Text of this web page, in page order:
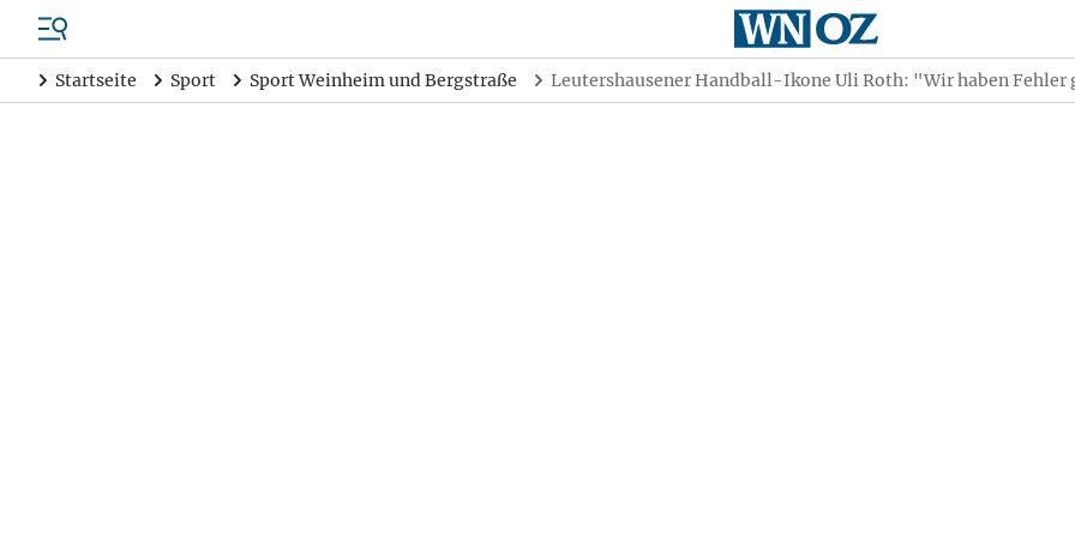
Startseite Sport Sport Weinheim und Bergstraße Leutershausener Handball-Ikone Uli Roth: "Wir haben Fehler